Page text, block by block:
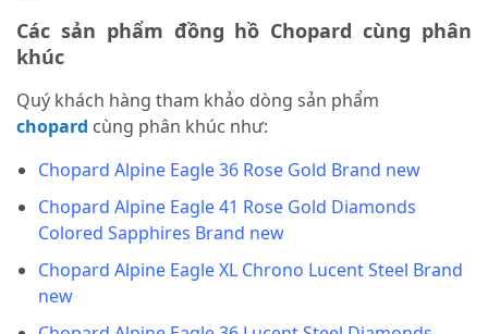
Các sản phẩm đồng hồ Chopard cùng phân
khúc
Quý khách hàng tham khảo dòng sản phẩm
chopard cùng phân khúc như:
Chopard Alpine Eagle 36 Rose Gold Brand new
Chopard Alpine Eagle 41 Rose Gold Diamonds
Colored Sapphires Brand new
Chopard Alpine Eagle XL Chrono Lucent Steel Brand
new